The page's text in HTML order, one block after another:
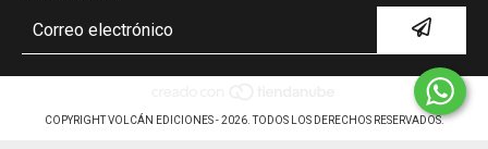
COPYRIGHT VOLCÁN EDICIONES - 2026. TODOS LOS DERECHOS RESERVADOS.